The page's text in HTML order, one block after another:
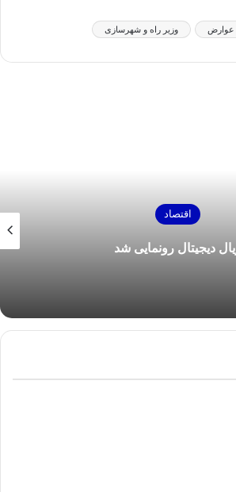
عوارض وزیر راه و شهرسازی
اقتصاد
دیجیتال رونمایی شد